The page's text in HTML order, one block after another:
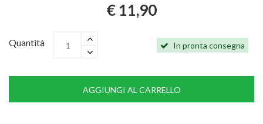
€ 11,90
Quantità In pronta consegna
AGGIUNGI AL CARRELLO